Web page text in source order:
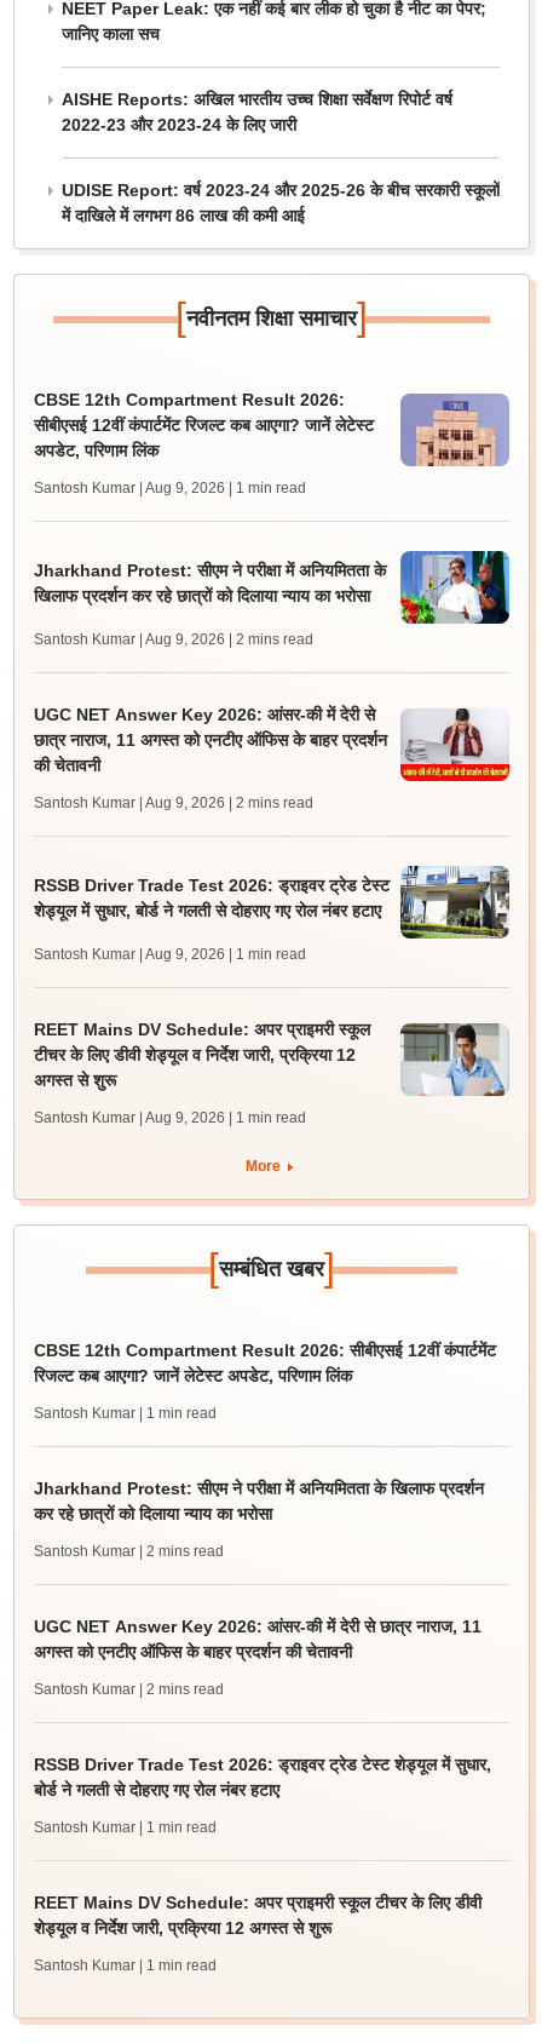
NEET Paper Leak: एक नहीं कई बार लीक हो चुका है नीट का पेपर;
जानिए काला सच
AISHE Reports: अखिल भारतीय उच्च शिक्षा सर्वेक्षण रिपोर्ट वर्ष
2022-23 और 2023-24 के लिए जारी
UDISE Report: वर्ष 2023-24 और 2025-26 के बीच सरकारी स्कूलों
में दाखिले में लगभग 86 लाख की कमी आई
[नवीनतम शिक्षा समाचार]
CBSE 12th Compartment Result 2026:
सीबीएसई 12वीं कंपार्टमेंट रिजल्ट कब आएगा? जानें लेटेस्ट
अपडेट, परिणाम लिंक
Santosh Kumar | Aug 9, 2026 | 1 min read
Jharkhand Protest: सीएम ने परीक्षा में अनियमितता के
खिलाफ प्रदर्शन कर रहे छात्रों को दिलाया न्याय का भरोसा
Santosh Kumar | Aug 9, 2026 | 2 mins read
UGC NET Answer Key 2026: आंसर-की में देरी से
छात्र नाराज, 11 अगस्त को एनटीए ऑफिस के बाहर प्रदर्शन
की चेतावनी
Santosh Kumar | Aug 9, 2026 | 2 mins read
RSSB Driver Trade Test 2026: ड्राइवर ट्रेड टेस्ट
शेड्यूल में सुधार, बोर्ड ने गलती से दोहराए गए रोल नंबर हटाए
Santosh Kumar | Aug 9, 2026 | 1 min read
REET Mains DV Schedule: अपर प्राइमरी स्कूल
टीचर के लिए डीवी शेड्यूल व निर्देश जारी, प्रक्रिया 12
अगस्त से शुरू
Santosh Kumar | Aug 9, 2026 | 1 min read
More
[सम्बंधित खबर]
CBSE 12th Compartment Result 2026: सीबीएसई 12वीं कंपार्टमेंट
रिजल्ट कब आएगा? जानें लेटेस्ट अपडेट, परिणाम लिंक
Santosh Kumar | 1 min read
Jharkhand Protest: सीएम ने परीक्षा में अनियमितता के खिलाफ प्रदर्शन
कर रहे छात्रों को दिलाया न्याय का भरोसा
Santosh Kumar | 2 mins read
UGC NET Answer Key 2026: आंसर-की में देरी से छात्र नाराज, 11
अगस्त को एनटीए ऑफिस के बाहर प्रदर्शन की चेतावनी
Santosh Kumar | 2 mins read
RSSB Driver Trade Test 2026: ड्राइवर ट्रेड टेस्ट शेड्यूल में सुधार,
बोर्ड ने गलती से दोहराए गए रोल नंबर हटाए
Santosh Kumar | 1 min read
REET Mains DV Schedule: अपर प्राइमरी स्कूल टीचर के लिए डीवी
शेड्यूल व निर्देश जारी, प्रक्रिया 12 अगस्त से शुरू
Santosh Kumar | 1 min read